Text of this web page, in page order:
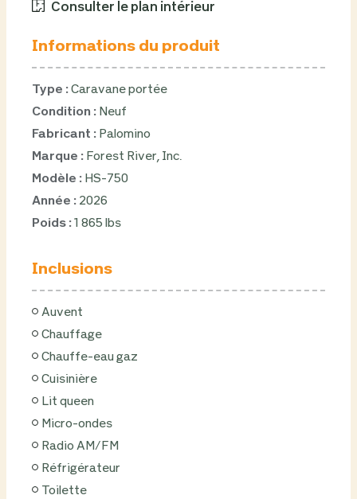
Consulter le plan intérieur
Informations du produit
Type :Caravane portée
Condition : Neuf
Fabricant : Palomino
Marque : Forest River, Inc.
Modèle : HS-750
Année : 2026
Poids :1 865 lbs
Inclusions
Auvent
Chauffage
Chauffe-eau gaz
Cuisinière
Lit queen
Micro-ondes
Radio AM/FM
Réfrigérateur
Toilette